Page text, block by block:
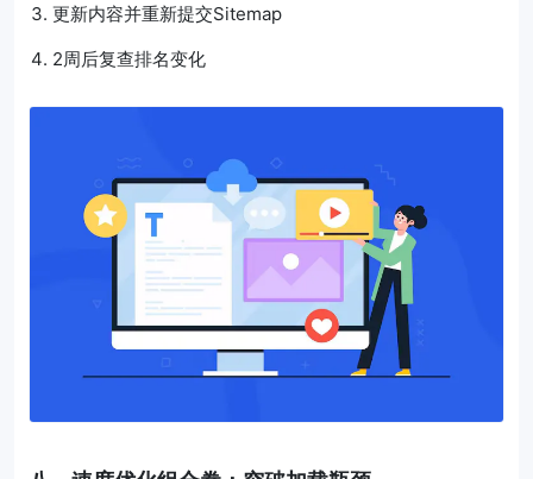
更新内容并重新提交Sitemap
2周后复查排名变化